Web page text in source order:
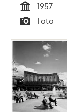
Tid
1957
Typ
Foto